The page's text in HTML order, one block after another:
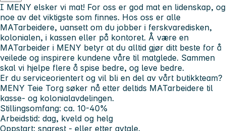
I MENY elsker vi mat! For oss er god mat en lidenskap, og
noe av det viktigste som finnes. Hos oss er alle
MATarbeidere, uansett om du jobber i ferskvaredisken,
kolonialen, i kassen eller på kontoret. Å være en
MATarbeider i MENY betyr at du alltid gjør ditt beste for å
veilede og inspirere kundene våre til matglede. Sammen
skal vi hjelpe flere å spise bedre, og leve bedre.
Er du serviceorientert og vil bli en del av vårt butikkteam?
MENY Teie Torg søker nå etter deltids MATarbeidere til
kasse- og kolonialavdelingen.
Stillingsomfang: ca. 10-40%
Arbeidstid: dag, kveld og helg
Oppstart: snarest - eller etter avtale.